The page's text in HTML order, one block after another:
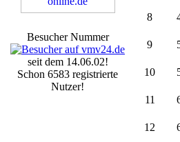
Besucher Nummer
seit dem 14.06.02!
Schon 6583 registrierte
Nutzer!
8
9
10
11
12